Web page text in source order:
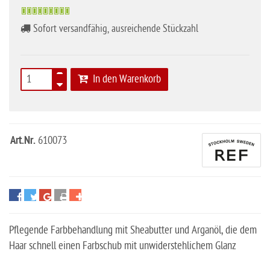
Sofort versandfähig, ausreichende Stückzahl
In den Warenkorb
Art.Nr. 610073
Pflegende Farbbehandlung mit Sheabutter und Arganöl, die dem
Haar schnell einen Farbschub mit unwiderstehlichem Glanz